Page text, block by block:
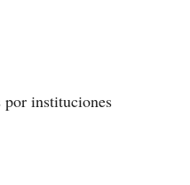
por instituciones